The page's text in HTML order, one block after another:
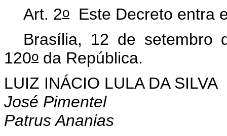
Art. 2oEste Decreto entra
Brasília, 12 de setembro
120o da República.
LUIZ INÁCIO LULA DA SILVA
José Pimentel
Patrus Ananias